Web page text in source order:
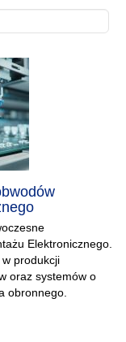
Elektronicznego.
w produkcji
oraz systemów o
obronnego.